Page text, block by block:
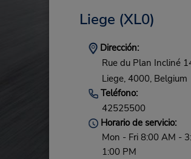
Liege (XL0)
Dirección:
Rue du Plan Incliné
Liege, 4000, Belgium
Teléfono:
42525500
Horario de servicio:
Mon - Fri 8:00 AM -
1:00 PM